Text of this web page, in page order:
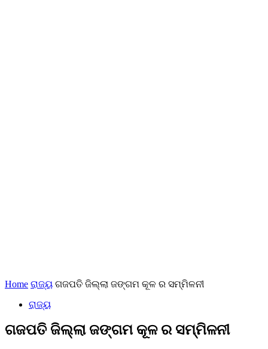
Home ରାଜ୍ୟ ଗଜପତି ଜିଲ୍ଲା ଜଙ୍ଗମ କୂଳ ର ସମ୍ମିଳନୀ
ରାଜ୍ୟ
ଗଜପତି ଜିଲ୍ଲା ଜଙ୍ଗମ କୂଳ ର ସମ୍ମିଳନୀ